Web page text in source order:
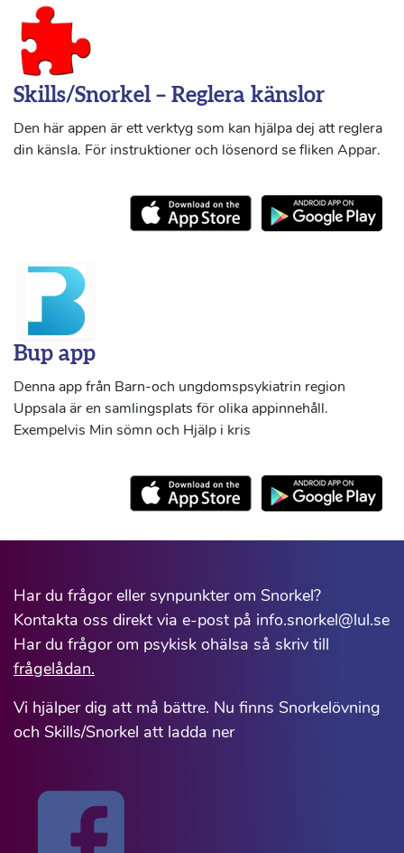
Skills/Snorkel – Reglera känslor
Den här appen är ett verktyg som kan hjälpa dej att reglera
din känsla. För instruktioner och lösenord se fliken Appar.
Bup app
Denna app från Barn-och ungdomspsykiatrin region
Uppsala är en samlingsplats för olika appinnehåll.
Exempelvis Min sömn och Hjälp i kris
Har du frågor eller synpunkter om Snorkel?
Kontakta oss direkt via e-post på info.snorkel@lul.se
Har du frågor om psykisk ohälsa så skriv till
frågelådan.
Vi hjälper dig att må bättre. Nu finns Snorkelövning
och Skills/Snorkel att ladda ner